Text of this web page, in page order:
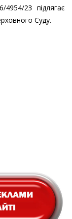
23 підлягає
Суду.